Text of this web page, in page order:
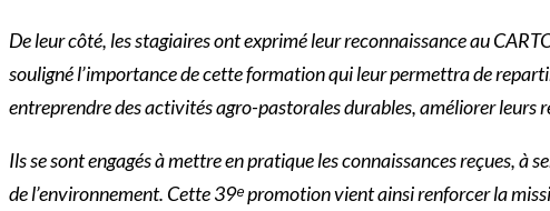
De leur côté, les stagiaires ont exprimé leur reconnaissance au
souligné l’importance de cette formation qui leur permettra de
entreprendre des activités agro-pastorales durables, améliorer leurs
Ils se sont engagés à mettre en pratique les connaissances reçues,
de l’environnement. Cette 39ᵉ promotion vient ainsi renforcer la